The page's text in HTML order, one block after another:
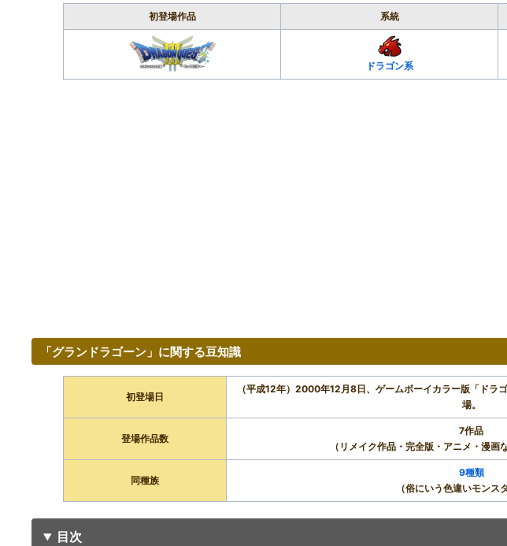
初登場作品 系統
ドラゴン系
「グランドラゴーン」に関する豆知識
初登場日
（平成12年）2000年12月8日、ゲームボーイカラー版「ドラ
場。
登場作品数
7作品
（リメイク作品・完全版・アニメ・漫画
同種族
9種類
（俗にいう色違いモンス
目次